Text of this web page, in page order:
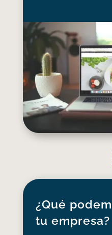
¿Qué
tu empresa?